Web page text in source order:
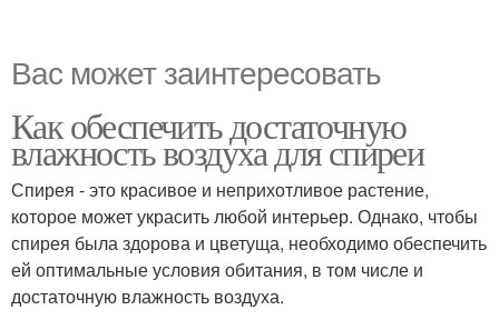
Вас может заинтересовать
Как обеспечить достаточную
влажность воздуха для спиреи
Спирея - это красивое и неприхотливое растение,
которое может украсить любой интерьер. Однако, чтобы
спирея была здорова и цветуща, необходимо обеспечить
ей оптимальные условия обитания, в том числе и
достаточную влажность воздуха.